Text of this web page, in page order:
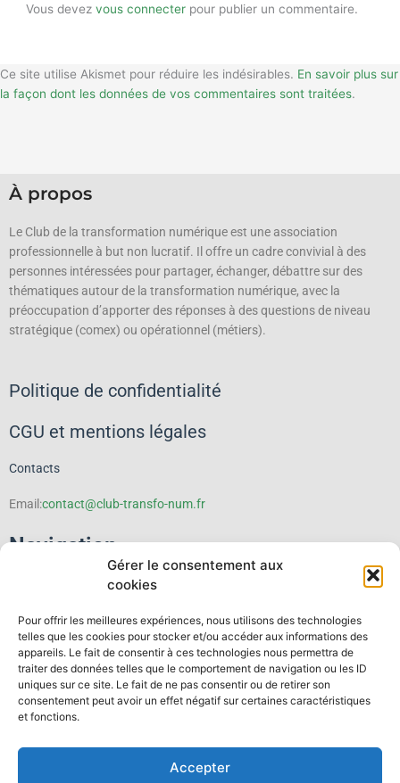
Gérer le consentement aux
cookies
Pour offrir les meilleures expériences, nous utilisons des technologies
telles que les cookies pour stocker et/ou accéder aux informations des
appareils. Le fait de consentir à ces technologies nous permettra de
traiter des données telles que le comportement de navigation ou les ID
uniques sur ce site. Le fait de ne pas consentir ou de retirer son
consentement peut avoir un effet négatif sur certaines caractéristiques
et fonctions.
Accepter
Vous devezvous connecter pour publier un commentaire.
Ce site utilise Akismet pour réduire les indésirables. En savoir plus sur
la façon dont les données de vos commentaires sont traitées.
À propos
Le Club de la transformation numérique est une association
professionnelle à but non lucratif. Il offre un cadre convivial à des
personnes intéressées pour partager, échanger, débattre sur des
thématiques autour de la transformation numérique, avec la
préoccupation d’apporter des réponses à des questions de niveau
stratégique (comex) ou opérationnel (métiers).
Politique de confidentialité
CGU et mentions légales
Contacts
Email:contact@club-transfo-num.fr
Navigation
Événements
Thematiques
Publications
Espace membre